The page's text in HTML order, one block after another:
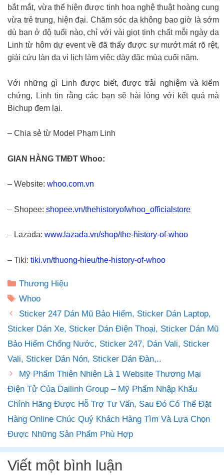
bắt mắt, vừa thể hiện được tinh hoa nghệ thuật hoàng cung
vừa trẻ trung, hiện đại. Chăm sóc da không bao giờ là sớm
dù bạn ở độ tuổi nào, chỉ với vài giọt tinh chất mỗi ngày da
Linh từ hôm dự event về đã thấy được sự mướt mát rõ rệt,
giải cứu làn da vì lịch làm việc dày đặc mùa cuối năm.
Với những gì Linh được biết, được trải nghiệm và kiểm
chứng, Linh tin rằng các bạn sẽ hài lòng với kết quả mà
Bichup đem lại.
– Chia sẻ từ Model Phạm Linh
GIAN HÀNG TMĐT Whoo:
– Website: whoo.com.vn
– Shopee: shopee.vn/thehistoryofwhoo_officialstore
– Lazada: www.lazada.vn/shop/the-history-of-whoo
– Tiki: tiki.vn/thuong-hieu/the-history-of-whoo
Danh
mục
Thương Hiệu
Thẻ
Whoo
Sticker 247 Dán Mũ Bảo Hiểm, Sticker Dán Laptop,
Sticker Dán Xe, Sticker Dán Điện Thoại, Sticker Dán Mũ
Bảo Hiểm Chống Nước, Sticker 247, Dán Vali, Sticker
Vali, Sticker Dán Nón, Sticker Dán Đàn,..
Mỹ Phẩm Thiên Nhiên Là 1 Website Thương Mại
Điện Tử Của Dailinh Group – Mỹ Phẩm Nhập Khẩu
Chính Hãng Được Hỗ Trợ Tư Vấn, Sau Đó Có Thể Đặt
Hàng Online Chúc Quý Khách Hàng Tìm Và Lựa Chọn
Được Những Sản Phẩm Phù Hợp
Viết một bình luận